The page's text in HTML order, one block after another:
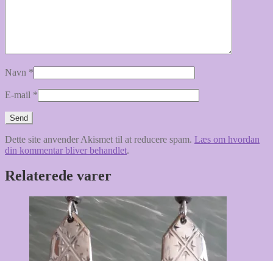
Navn *
E-mail *
Dette site anvender Akismet til at reducere spam. Læs om hvordan
din kommentar bliver behandlet.
Relaterede varer